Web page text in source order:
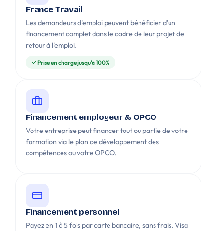
France Travail
Les demandeurs d'emploi peuvent bénéficier d'un
financement complet dans le cadre de leur projet de
retour à l'emploi.
Prise en charge jusqu'à 100%
Financement employeur & OPCO
Votre entreprise peut financer tout ou partie de votre
formation via le plan de développement des
compétences ou votre OPCO.
Financement personnel
Payez en 1 à 5 fois par carte bancaire, sans frais. Visa